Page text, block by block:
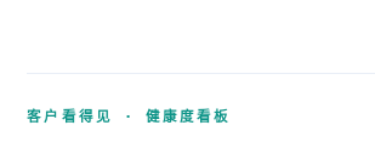
客户看得见 · 健康度看板